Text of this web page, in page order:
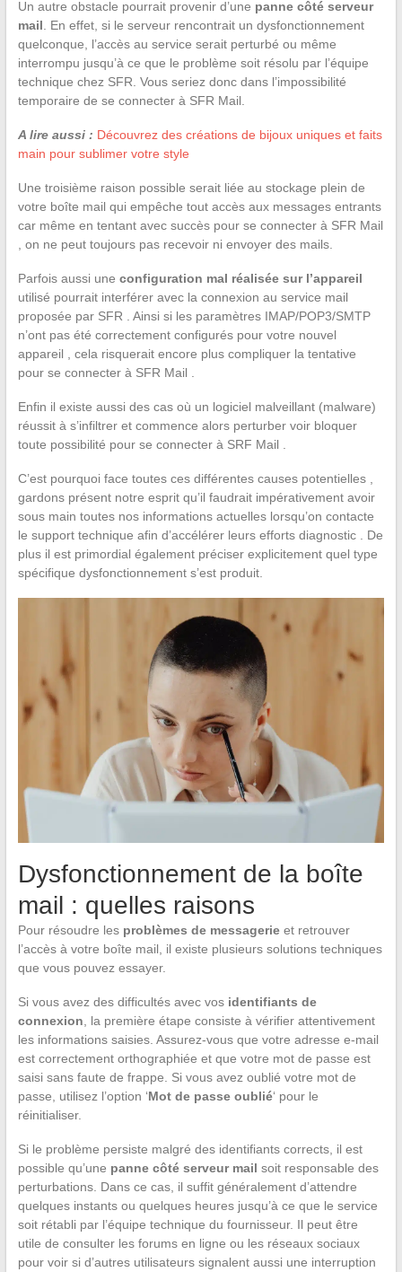
Un autre obstacle pourrait provenir d’une panne côté serveur
mail. En effet, si le serveur rencontrait un dysfonctionnement
quelconque, l’accès au service serait perturbé ou même
interrompu jusqu’à ce que le problème soit résolu par l’équipe
technique chez SFR. Vous seriez donc dans l’impossibilité
temporaire de se connecter à SFR Mail.
A lire aussi : Découvrez des créations de bijoux uniques et faits
main pour sublimer votre style
Une troisième raison possible serait liée au stockage plein de
votre boîte mail qui empêche tout accès aux messages entrants
car même en tentant avec succès pour se connecter à SFR Mail
, on ne peut toujours pas recevoir ni envoyer des mails.
Parfois aussi une configuration mal réalisée sur l’appareil
utilisé pourrait interférer avec la connexion au service mail
proposée par SFR . Ainsi si les paramètres IMAP/POP3/SMTP
n’ont pas été correctement configurés pour votre nouvel
appareil , cela risquerait encore plus compliquer la tentative
pour se connecter à SFR Mail .
Enfin il existe aussi des cas où un logiciel malveillant (malware)
réussit à s’infiltrer et commence alors perturber voir bloquer
toute possibilité pour se connecter à SRF Mail .
C’est pourquoi face toutes ces différentes causes potentielles ,
gardons présent notre esprit qu’il faudrait impérativement avoir
sous main toutes nos informations actuelles lorsqu’on contacte
le support technique afin d’accélérer leurs efforts diagnostic . De
plus il est primordial également préciser explicitement quel type
spécifique dysfonctionnement s’est produit.
Dysfonctionnement de la boîte
mail : quelles raisons
Pour résoudre les problèmes de messagerieet retrouver
l’accès à votre boîte mail, il existe plusieurs solutions techniques
que vous pouvez essayer.
Si vous avez des difficultés avec vos identifiants de
connexion , la première étape consiste à vérifier attentivement
les informations saisies. Assurez-vous que votre adresse e-mail
est correctement orthographiée et que votre mot de passe est
saisi sans faute de frappe. Si vous avez oublié votre mot de
passe, utilisez l’option ‘Mot de passe oublié‘ pour le
réinitialiser.
Si le problème persiste malgré des identifiants corrects, il est
possible qu’une panne côté serveur mail soit responsable des
perturbations. Dans ce cas, il suffit généralement d’attendre
quelques instants ou quelques heures jusqu’à ce que le service
soit rétabli par l’équipe technique du fournisseur. Il peut être
utile de consulter les forums en ligne ou les réseaux sociaux
pour voir si d’autres utilisateurs signalent aussi une interruption